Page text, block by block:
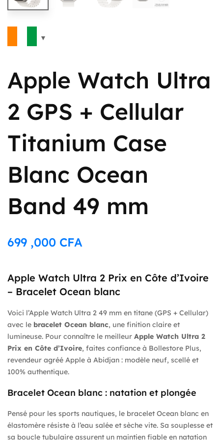
Apple Watch Ultra
2 GPS + Cellular
Titanium Case
Blanc Ocean
Band 49 mm
699 ,000 CFA
Apple Watch Ultra 2 Prix en Côte d’Ivoire
– Bracelet Ocean blanc
Voici l’Apple Watch Ultra 2 49 mm en titane (GPS + Cellular)
avec le bracelet Ocean blanc, une finition claire et
lumineuse. Pour connaître le meilleur Apple Watch Ultra 2
Prix en Côte d’Ivoire, faites confiance à Bollestore Plus,
revendeur agréé Apple à Abidjan : modèle neuf, scellé et
100% authentique.
Bracelet Ocean blanc : natation et plongée
Pensé pour les sports nautiques, le bracelet Ocean blanc en
élastomère résiste à l’eau salée et sèche vite. Sa souplesse et
sa boucle tubulaire assurent un maintien fiable en natation